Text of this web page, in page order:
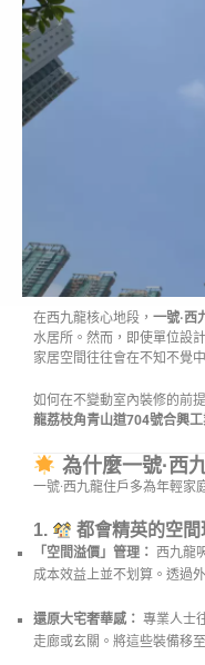
在西九龍核心地段， 一號·西
水居所。然而，即使單位設
家居空間往往會在不知不覺
如何在不變動室內裝修的前
龍荔枝角青山道704號合興
為什麼一號·西
一號·西九龍住戶多為年輕
1. 都會精英的空間
「空間溢價」管理： 西九龍
成本效益上並不划算。透過
還原大宅奢華感： 專業人士
走廊或玄關。將這些裝備移至